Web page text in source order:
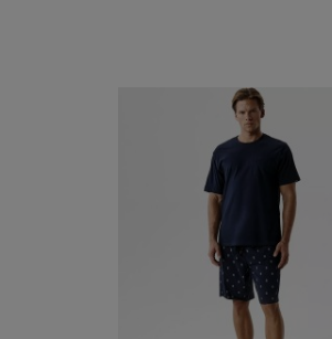
do koszyka